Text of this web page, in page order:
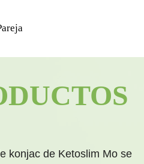
konjac de Ketoslim Mo se